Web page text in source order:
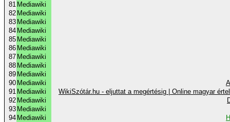
81 Mediawiki
82 Mediawiki
83 Mediawiki
84 Mediawiki
85 Mediawiki
86 Mediawiki
87 Mediawiki
88 Mediawiki
89 Mediawiki
90 Mediawiki
91 Mediawiki
WikiSzótár.hu - eljuttat a megértésig | Online magyar
92 Mediawiki
93 Mediawiki
94 Mediawiki